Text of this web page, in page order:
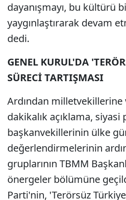
dayanışmayı, bu kültürü
yaygınlaştırarak devam
dedi.
GENEL KURUL'DA
SÜRECİ TARTIŞMASI
Ardından milletvekillerine
dakikalık açıklama,
başkanvekillerinin ülke
değerlendirmelerinin
gruplarının TBMM
önergeler bölümüne
Parti'nin, 'Terörsüz